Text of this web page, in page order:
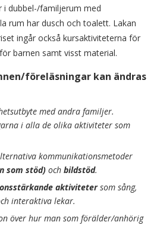
dubbel-/familjerum med
rum har dusch och toalett. Lakan
ingår också kursaktiviteterna för
barnen samt visst material.
föreläsningar kan ändras
med andra familjer.
i alla de olika aktiviteter som
kommunikationsmetoder
som stöd) och bildstöd.
aktivitetersom sång,
interaktiva lekar.
över hur man som förälder/anhörig